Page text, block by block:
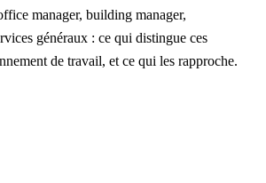
manager, building manager,
généraux : ce qui distingue ces
de travail, et ce qui les rapproche.